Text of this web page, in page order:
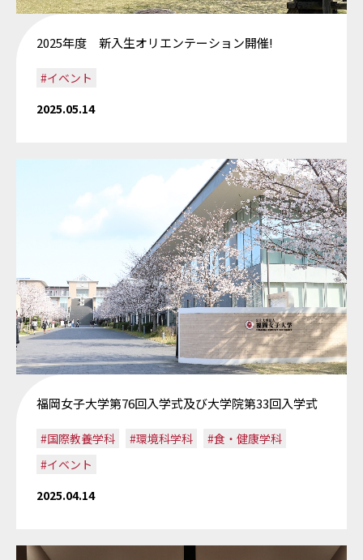
2025年度 新入生オリエンテーション開催!
#イベント
2025.05.14
福岡女子大学第76回入学式及び大学院第33回入学式
#国際教養学科 #環境科学科
#食・健康学科
#イベント
2025.04.14